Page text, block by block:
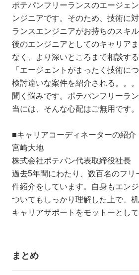
ポテパンフリーランスのエージェ
ンジニアです。そのため、技術に
ランスエンジニアがお持ちのスキ
後のエンジニアとしてのキャリア
なく、より深いところまで相談す
「エージェントがまったく技術に
検討違いな案件を紹介される。。
聞く悩みです。ポテパンフリーラ
当には、そんな心配はご無用です。
■キャリアコーディネーターの紹介
宮崎大地
株式会社ポテパン代表取締役社長
過去5年間にわたり、数百名のフリ
件紹介をしています。自身もエン
ついてもしっかり理解した上で、
キャリアサポートをモットーとして
まとめ